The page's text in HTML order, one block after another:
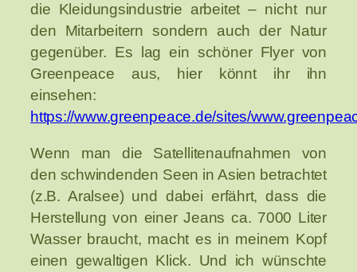
die Kleidungsindustrie arbeitet – nicht nur
den Mitarbeitern sondern auch der Natur
gegenüber. Es lag ein schöner Flyer von
Greenpeace aus, hier könnt ihr ihn
einsehen:
https://www.greenpeace.de/sites/
Wenn man die Satellitenaufnahmen von
den schwindenden Seen in Asien betrachtet
(z.B. Aralsee) und dabei erfährt, dass die
Herstellung von einer Jeans ca. 7000 Liter
Wasser braucht, macht es in meinem Kopf
einen gewaltigen Klick. Und ich wünschte